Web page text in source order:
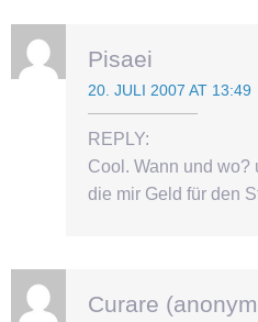
Pisaei
20. JULI 2007 AT 13:49
REPLY:
Cool. Wann und wo?
die mir Geld für den
Curare